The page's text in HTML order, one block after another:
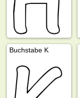
Buchstabe K